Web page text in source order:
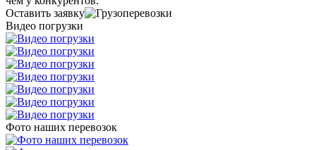
Оставить заявку
Видео погрузки
Фото наших перевозок